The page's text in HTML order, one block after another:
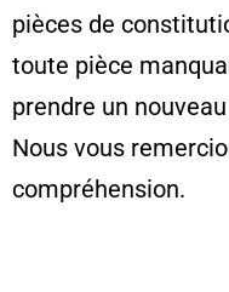
pièces de
toute pièce
prendre un
Nous vous
compréhension.